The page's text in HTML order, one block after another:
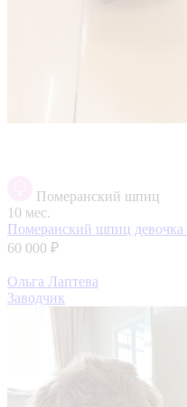
Померанский шпиц
10 мес.
Померанский шпиц девочка
60 000 ₽
Ольга Лаптева
Заводчик